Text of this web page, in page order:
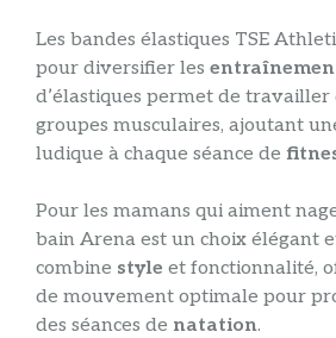
Les bandes élastiques TSE
pour diversifier les
d’élastiques permet de
groupes musculaires, ajoutant
ludique à chaque séance de
Pour les mamans qui aiment
bain Arena est un choix élégant
combine style et fonctionnalité,
de mouvement optimale pour
des séances de natation.